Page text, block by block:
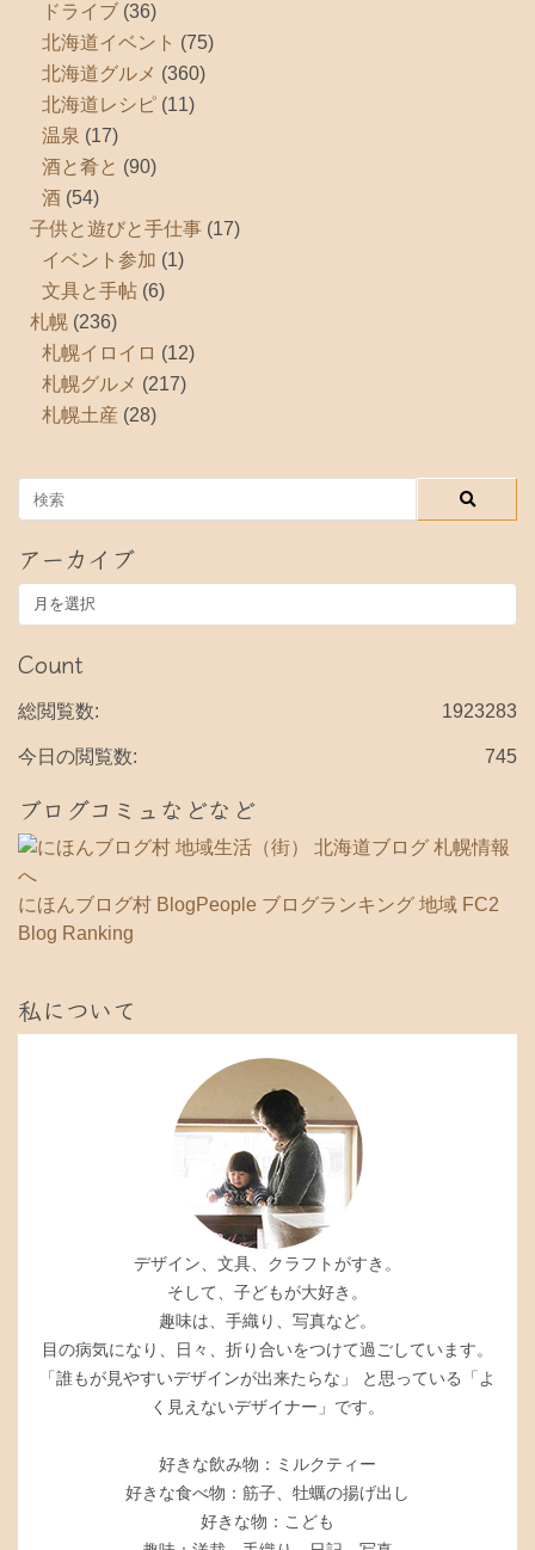
ドライブ (36)
北海道イベント (75)
北海道グルメ (360)
北海道レシピ (11)
温泉 (17)
酒と肴と (90)
酒 (54)
子供と遊びと手仕事 (17)
イベント参加 (1)
文具と手帖 (6)
札幌 (236)
札幌イロイロ (12)
札幌グルメ (217)
札幌土産 (28)
アーカイブ
ー
カ
ブ
Count
1923283
総閲覧数:
745
今日の閲覧数:
ブログコミュなどなど
にほんブログ村 BlogPeople ブログランキング 地域 FC2
Blog Ranking
私について
デザイン、文具、クラフトがすき。
そして、子どもが大好き。
趣味は、手織り、写真など。
目の病気になり、日々、折り合いをつけて過ごしています。
「誰もが見やすいデザインが出来たらな」 と思っている「よ
く見えないデザイナー」です。
好きな飲み物：ミルクティー
好きな食べ物：筋子、牡蠣の揚げ出し
好きな物：こども